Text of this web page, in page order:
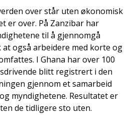
over står uten økonomisk
er over. På Zanzibar har
til å gjennomgå
også arbeidere med korte og
I Ghana har over 100
blitt registrert i den
gjennom et samarbeid
myndighetene. Resultatet er
de tidligere sto uten.